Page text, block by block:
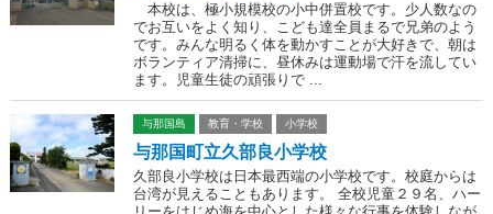
本校は、極小規模校の小中併置校です。少人数なの
でお互いをよく知り、こども達全員まるで兄弟のよう
です。みんな明るく体を動かすことが大好きで、朝は
ボランティア清掃に、昼休みは運動場で汗を流してい
ます。児童生徒の頑張りで ...
与那国島 教育・学校 小学校
与那国町立久部良小学校
久部良小学校は日本最西端の小学校です。校庭からは
台湾が見えることもあります。 全校児童２９名、ハー